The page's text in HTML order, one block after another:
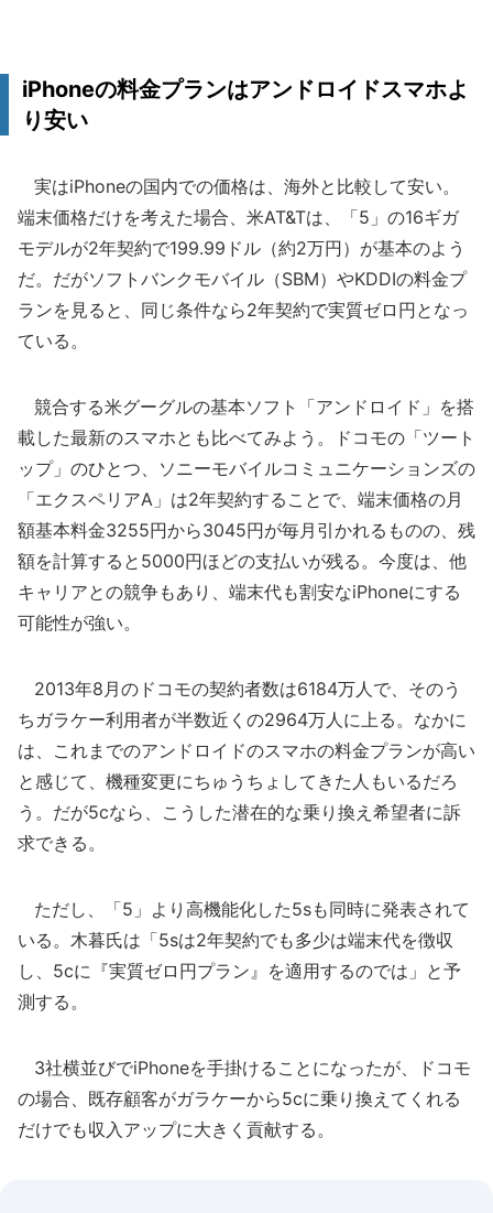
iPhoneの料金プランはアンドロイドスマホよ
り安い
実はiPhoneの国内での価格は、海外と比較して安い。
端末価格だけを考えた場合、米AT&Tは、「5」の16ギガ
モデルが2年契約で199.99ドル（約2万円）が基本のよう
だ。だがソフトバンクモバイル（SBM）やKDDIの料金プ
ランを見ると、同じ条件なら2年契約で実質ゼロ円となっ
ている。
競合する米グーグルの基本ソフト「アンドロイド」を搭
載した最新のスマホとも比べてみよう。ドコモの「ツート
ップ」のひとつ、ソニーモバイルコミュニケーションズの
「エクスペリアA」は2年契約することで、端末価格の月
額基本料金3255円から3045円が毎月引かれるものの、残
額を計算すると5000円ほどの支払いが残る。今度は、他
キャリアとの競争もあり、端末代も割安なiPhoneにする
可能性が強い。
2013年8月のドコモの契約者数は6184万人で、そのう
ちガラケー利用者が半数近くの2964万人に上る。なかに
は、これまでのアンドロイドのスマホの料金プランが高い
と感じて、機種変更にちゅうちょしてきた人もいるだろ
う。だが5cなら、こうした潜在的な乗り換え希望者に訴
求できる。
ただし、「5」より高機能化した5sも同時に発表されて
いる。木暮氏は「5sは2年契約でも多少は端末代を徴収
し、5cに『実質ゼロ円プラン』を適用するのでは」と予
測する。
3社横並びでiPhoneを手掛けることになったが、ドコモ
の場合、既存顧客がガラケーから5cに乗り換えてくれる
だけでも収入アップに大きく貢献する。